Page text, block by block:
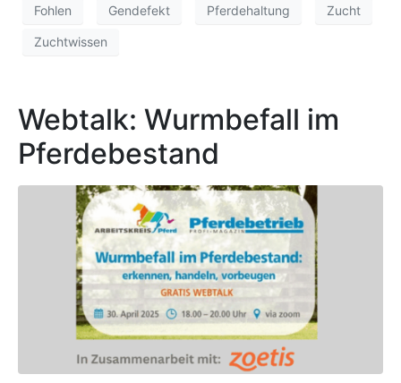
Fohlen Gendefekt Pferdehaltung Zucht
Zuchtwissen
Webtalk: Wurmbefall im
Pferdebestand